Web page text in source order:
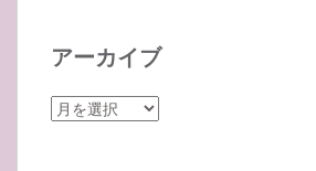
アーカイブ
ア